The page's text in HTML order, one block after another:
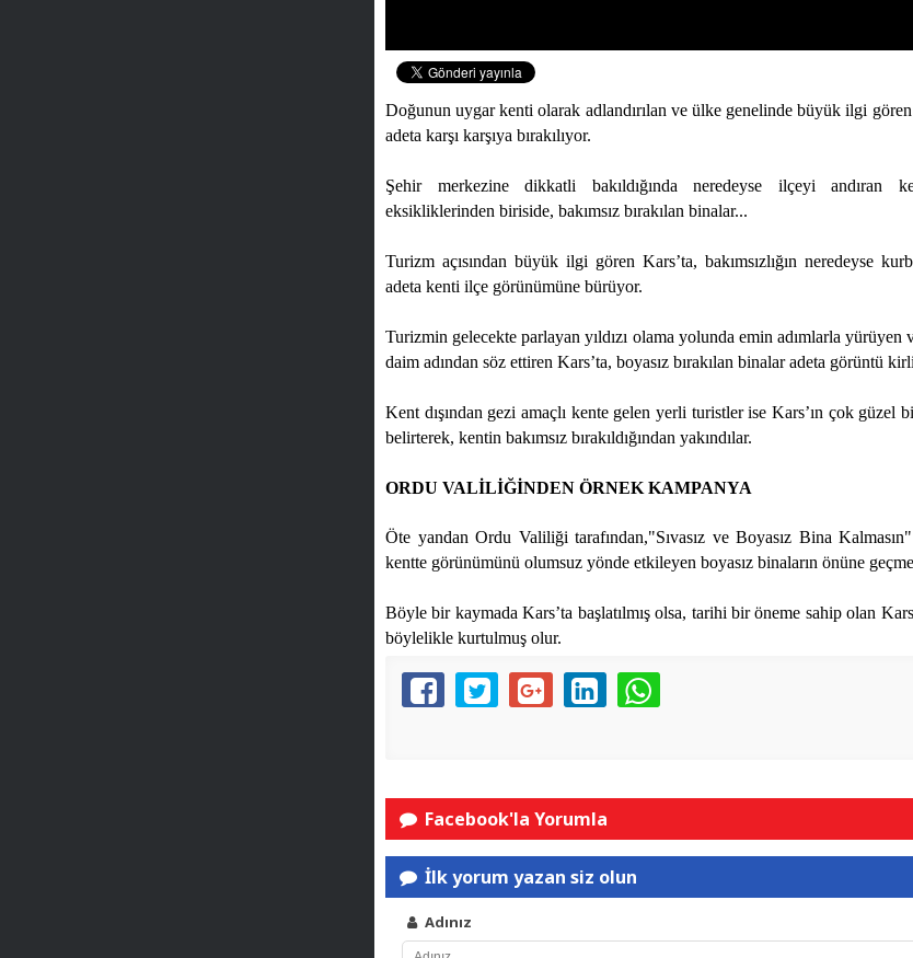
Doğunun uygar kenti olarak adlandırılan ve ülke genelinde büyük ilgi
adeta karşı karşıya bırakılıyor.
Şehir merkezine dikkatli bakıldığında neredeyse ilçeyi andıran
eksikliklerinden biriside, bakımsız bırakılan binalar...
Turizm açısından büyük ilgi gören Kars’ta, bakımsızlığın neredeyse
adeta kenti ilçe görünümüne bürüyor.
Turizmin gelecekte parlayan yıldızı olama yolunda emin adımlarla
daim adından söz ettiren Kars’ta, boyasız bırakılan binalar adeta görüntü
Kent dışından gezi amaçlı kente gelen yerli turistler ise Kars’ın çok güzel
belirterek, kentin bakımsız bırakıldığından yakındılar.
ORDU VALİLİĞİNDEN ÖRNEK KAMPANYA
Öte yandan Ordu Valiliği tarafından,"Sıvasız ve Boyasız Bina
kentte görünümünü olumsuz yönde etkileyen boyasız binaların önüne
Böyle bir kaymada Kars’ta başlatılmış olsa, tarihi bir öneme sahip olan
böylelikle kurtulmuş olur.
Facebook'la Yorumla
İlk yorum yazan siz olun
Adınız